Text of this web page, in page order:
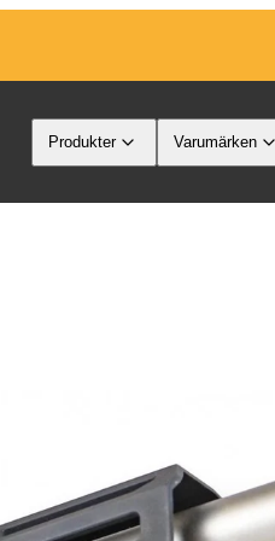
Produkter Varumärken